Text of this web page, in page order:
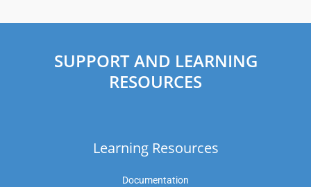
SUPPORT AND LEARNING
RESOURCES
Learning Resources
Documentation